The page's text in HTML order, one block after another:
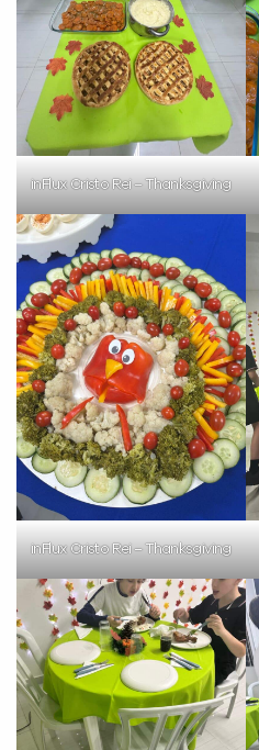
inFlux Cristo Rei – Thanksgiving
inFlux Cristo Rei – Thanksgiving